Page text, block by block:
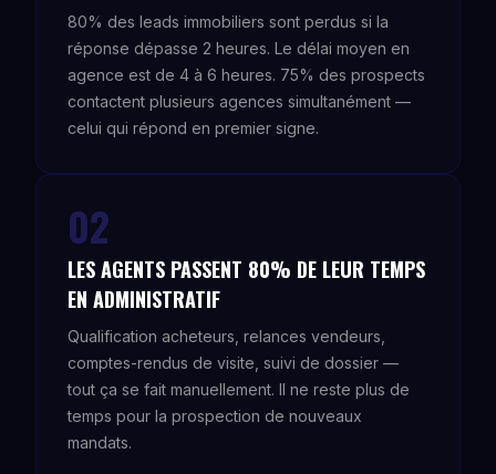
80% des leads immobiliers sont perdus si la
réponse dépasse 2 heures. Le délai moyen en
agence est de 4 à 6 heures. 75% des prospects
contactent plusieurs agences simultanément —
celui qui répond en premier signe.
02
LES AGENTS PASSENT 80% DE LEUR TEMPS
EN ADMINISTRATIF
Qualification acheteurs, relances vendeurs,
comptes-rendus de visite, suivi de dossier —
tout ça se fait manuellement. Il ne reste plus de
temps pour la prospection de nouveaux
mandats.